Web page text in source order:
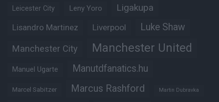
Leicester City Leny Yoro Ligakupa
Lisandro Martinez Liverpool Luke Shaw
Manchester City Manchester United
Manuel Ugarte Manutdfanatics.hu
Marcel Sabitzer Marcus Rashford Martin Dubravka